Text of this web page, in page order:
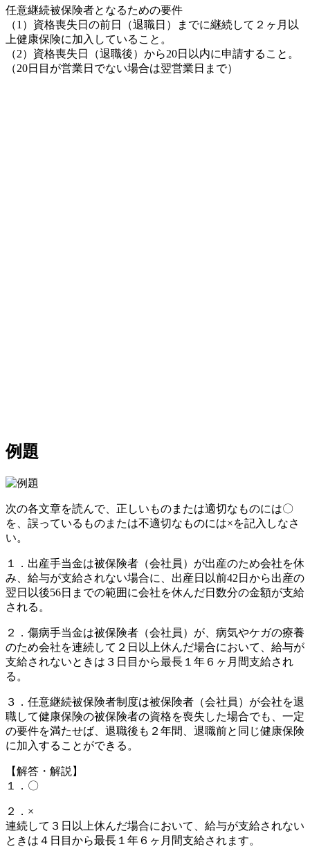
任意継続被保険者となるための要件
（1）資格喪失日の前日（退職日）までに継続して２ヶ月以
上健康保険に加入していること。
（2）資格喪失日（退職後）から20日以内に申請すること。
（20日目が営業日でない場合は翌営業日まで）
例題
次の各文章を読んで、正しいものまたは適切なものには〇
を、誤っているものまたは不適切なものには×を記入しなさ
い。
１．出産手当金は被保険者（会社員）が出産のため会社を休
み、給与が支給されない場合に、出産日以前42日から出産の
翌日以後56日までの範囲に会社を休んだ日数分の金額が支給
される。
２．傷病手当金は被保険者（会社員）が、病気やケガの療養
のため会社を連続して２日以上休んだ場合において、給与が
支給されないときは３日目から最長１年６ヶ月間支給され
る。
３．任意継続被保険者制度は被保険者（会社員）が会社を退
職して健康保険の被保険者の資格を喪失した場合でも、一定
の要件を満たせば、退職後も２年間、退職前と同じ健康保険
に加入することができる。
【解答・解説】
１．〇
２．×
連続して３日以上休んだ場合において、給与が支給されない
ときは４日目から最長１年６ヶ月間支給されます。